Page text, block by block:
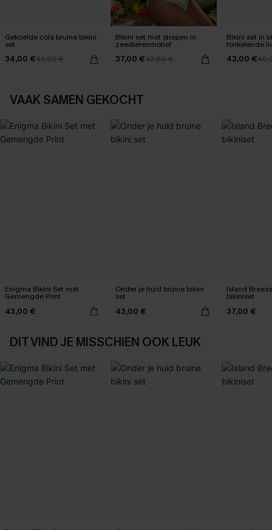
Gekoelde cola bruine bikini
set
34,00 €43,00 €
Bikini set met strepen in
zeedierenmotief
37,00 €42,00 €
Bikini set in
fonkelende
43,00 €
VAAK SAMEN GEKOCHT
Enigma Bikini Set met
Gemengde Print
43,00 €
Onder je huid bruine bikini
set
43,00 €
Island
bikiniset
37,00 €
DIT VIND JE MISSCHIEN OOK LEUK